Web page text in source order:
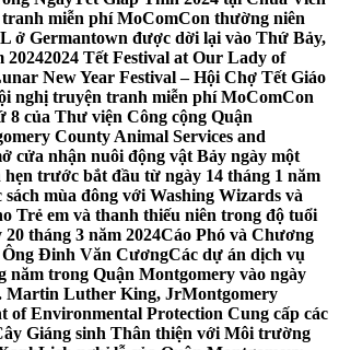
miễn phí MoComCon thường niên
ở Germantown được dời lại vào Thứ Bảy,
20242024 Tết Festival at Our Lady of
New Year Festival – Hội Chợ Tết Giáo
nghị truyện tranh miễn phí MoComCon
8 của Thư viện Công cộng Quận
County Animal Services and
cửa nhận nuôi động vật Bảy ngày một
hẹn trước bắt đầu từ ngày 14 tháng 1 năm
mùa đông với Washing Wizards và
Trẻ em và thanh thiếu niên trong độ tuổi
tháng 3 năm 2024Cáo Phó và Chương
Đinh Văn CươngCác dự án dịch vụ
năm trong Quận Montgomery vào ngày
Martin Luther King, JrMontgomery
of Environmental Protection Cung cấp các
Giáng sinh Thân thiện với Môi trường